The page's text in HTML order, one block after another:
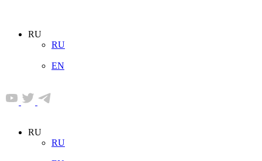
RU
RU
EN
RU
RU